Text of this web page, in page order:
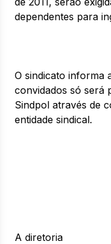
dependentes para
O sindicato informa
convidados só será
Sindpol através de
entidade sindical.
A diretoria